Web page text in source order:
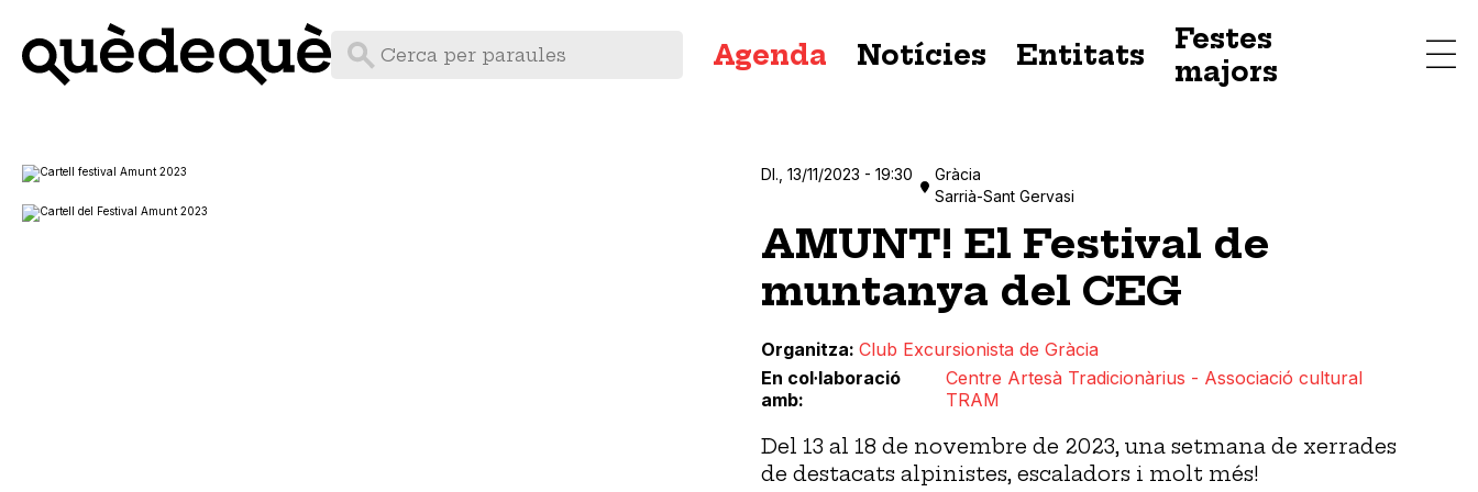
principal
Agenda Notícies Entitats
Festes
majors
Dl., 13/11/2023 - 19:30
Gràcia
Sarrià-Sant Gervasi
AMUNT! El Festival de
muntanya del CEG
Organitza Club Excursionista de Gràcia
En col·laboració
amb
Centre Artesà Tradicionàrius - Associació cultural
TRAM
Del 13 al 18 de novembre de 2023, una setmana de xerrades
de destacats alpinistes, escaladors i molt més!